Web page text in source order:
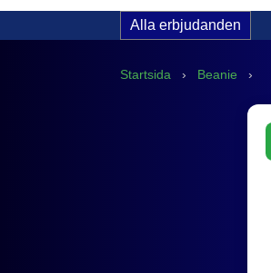
Alla erbjudanden
Startsida › Beanie ›